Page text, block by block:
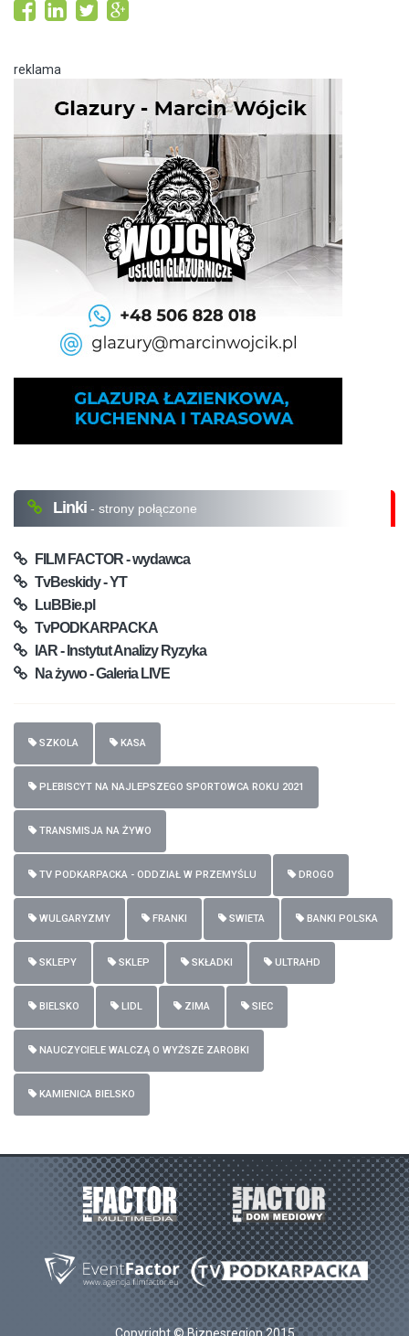
reklama
Linki - strony połączone
FILM FACTOR - wydawca
TvBeskidy - YT
LuBBie.pl
TvPODKARPACKA
IAR - Instytut Analizy Ryzyka
Na żywo - Galeria LIVE
SZKOLA KASA
PLEBISCYT NA NAJLEPSZEGO SPORTOWCA ROKU 2021
TRANSMISJA NA ŻYWO
TV PODKARPACKA - ODDZIAŁ W PRZEMYŚLU DROGO
WULGARYZMY FRANKI SWIETA BANKI POLSKA
SKLEPY SKLEP SKŁADKI ULTRAHD
BIELSKO LIDL ZIMA SIEC
NAUCZYCIELE WALCZĄ O WYŻSZE ZAROBKI
KAMIENICA BIELSKO
Copyright © Biznesregion 2015